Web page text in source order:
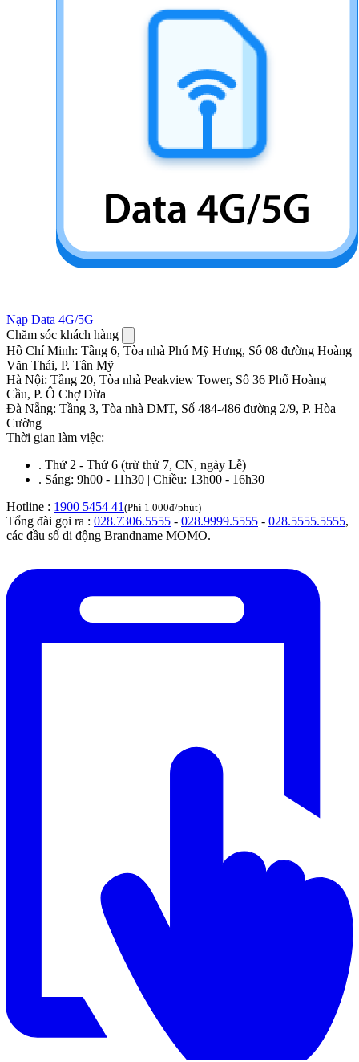
Nạp Data 4G/5G
Chăm sóc khách hàng
Hồ Chí Minh: Tầng 6, Tòa nhà Phú Mỹ Hưng, Số 08 đường Hoàng
Văn Thái, P. Tân Mỹ
Hà Nội: Tầng 20, Tòa nhà Peakview Tower, Số 36 Phố Hoàng
Cầu, P. Ô Chợ Dừa
Đà Nẵng: Tầng 3, Tòa nhà DMT, Số 484-486 đường 2/9, P. Hòa
Cường
Thời gian làm việc:
. Thứ 2 - Thứ 6 (trừ thứ 7, CN, ngày Lễ)
. Sáng: 9h00 - 11h30 | Chiều: 13h00 - 16h30
Hotline : 1900 5454 41 (Phí 1.000đ/phút)
Tổng đài gọi ra : 028.7306.5555 - 028.9999.5555 - 028.5555.5555,
các đầu số di động Brandname MOMO.